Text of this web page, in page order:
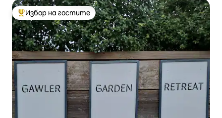
Най-популярен избор на гостите
Избор на гостите